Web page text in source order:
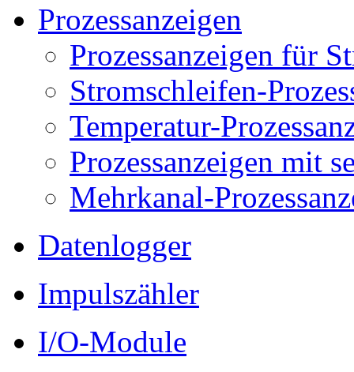
Prozessanzeigen
Prozessanzeigen für
Stromschleifen-
Temperatur-
Prozessanzeigen mit
Mehrkanal-
Datenlogger
Impulszähler
I/O-Module